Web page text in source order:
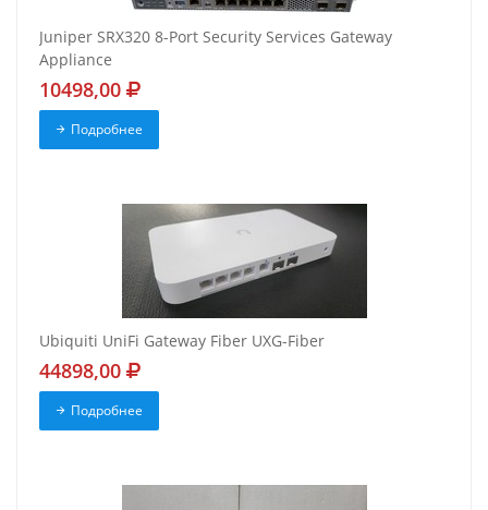
Juniper SRX320 8-Port Security Services Gateway
Appliance
10498,00
Подробнее
Ubiquiti UniFi Gateway Fiber UXG-Fiber
44898,00
Подробнее